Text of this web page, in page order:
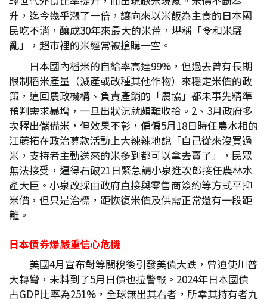
升，迄今幾乎漲了一倍，讓向來以米飯為主食的日本國
民吃不消，釀成30年來最大的米荒，堪稱「令和米騷
亂」，超市裡的米經常被搶購一空。
日本國內稻米的自給率高達99%，但過去曾有長期
限制稻米產量（減產或改種其他作物）來穩定米價的政
策，這回農政機構、負責產銷的「農協」都未事先精準
預判需求暴增，一旦出狀況就頗難收拾。2、3月政府多
次釋出儲備米，但效果不彰，偏偏5月18日時任農水相的
江藤拓在政治募款活動上大辣辣地說「自己從來沒買過
米，支持者主動送來的米多到都可以拿去賣了」，民眾
無法接受，逼得石破21日緊急請小泉進次郎接任農林水
產大臣。小泉改採由政府直接與零售商簽約等方式平抑
米價，但只是治標，距恢復米價及供需正常還有一段距
離。
日本債券爆嚴重信心危機
美國4月宣布對等關稅後引發美債大跌，曾迫使川普
大轉彎，未料到了5月日債也拉警報。2024年日本國債
占GDP比率為251%，全球無出其右者，所幸其持有者九